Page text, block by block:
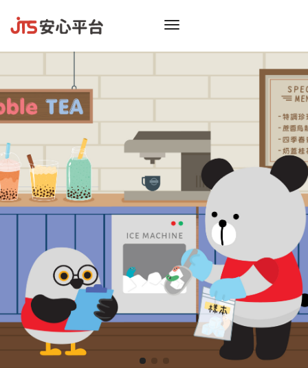
toggle
振泰用心 檢驗安心
JTS振泰檢驗
看膩了充斥IG的旅遊美食照嗎？
偷偷告訴你一個必追的知識型帳號，
不譁眾取寵，不過度修飾，
只給你最新、最實用的食安小知識！